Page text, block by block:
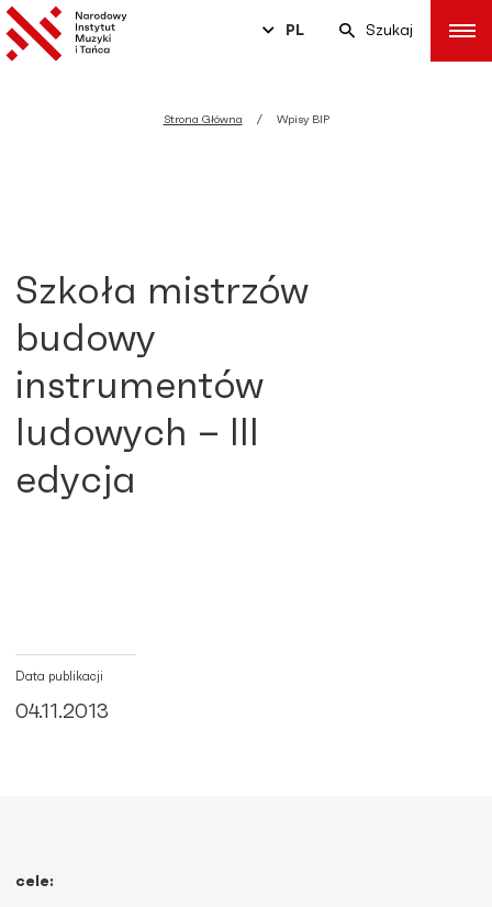
PL Szukaj
Strona Główna Wpisy BIP
Szkoła mistrzów
budowy
instrumentów
ludowych – III
edycja
Data publikacji
04.11.2013
cele: